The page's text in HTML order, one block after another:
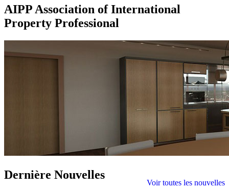
AIPP Association of International
Property Professional
Voir toutes les nouvelles
Dernière Nouvelles